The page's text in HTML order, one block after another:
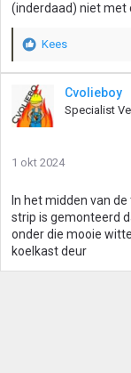
(inderdaad) niet met
W
r
d
e
i
g
:
Kees
Cvolieboy
Specialist
1 okt 2024
In het midden van
strip is gemonteerd
onder die mooie
koelkast deur